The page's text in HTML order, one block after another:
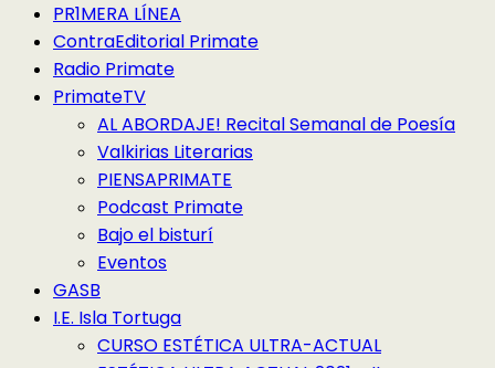
PR1MERA LÍNEA
ContraEditorial Primate
Radio Primate
PrimateTV
AL ABORDAJE! Recital Semanal de Poesía
Valkirias Literarias
PIENSAPRIMATE
Podcast Primate
Bajo el bisturí
Eventos
GASB
I.E. Isla Tortuga
CURSO ESTÉTICA ULTRA-ACTUAL